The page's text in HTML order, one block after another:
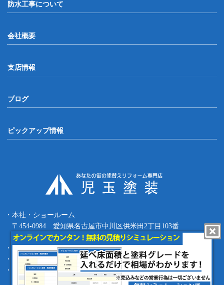
防水工事について
会社概要
支店情報
ブログ
ピックアップ情報
・本社・ショールーム
〒454-0984 愛知県名古屋市中川区供米田2丁目103番
Tel.052-387-8427 Fax.052-387-8497
・四日市支店 〒512-0911 三重県四日市市生桑町270-36
・緑支店 〒458-0801 愛知県名古屋市緑区鳴海町根古屋1-16
・工事部 〒455-0873 愛知県名古屋市港区春田野1丁目1709番地